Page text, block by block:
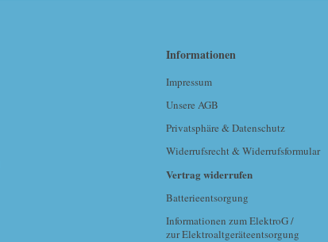
Informationen
Impressum
Unsere AGB
Privatsphäre & Datenschutz
Widerrufsrecht & Widerrufsformular
Vertrag widerrufen
Batterieentsorgung
Informationen zum ElektroG /
zur Elektroaltgeräteentsorgung